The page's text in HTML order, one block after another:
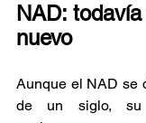
NAD:
nuevo
Aunque el NAD se
de un siglo, su